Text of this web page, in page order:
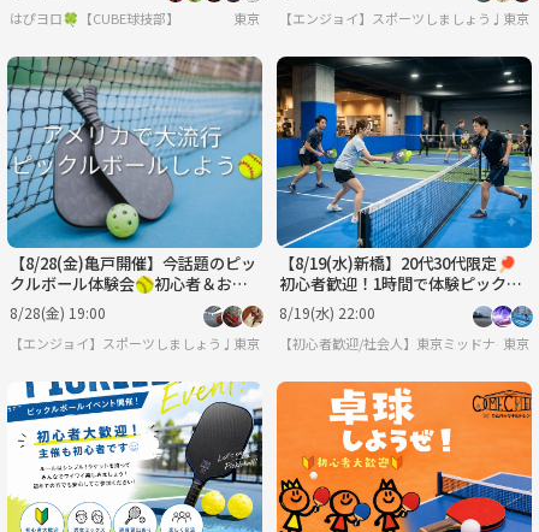
はぴヨロ🍀【CUBE球技部】 東京 【エンジョイ】スポーツしましょう♪ 東京
【8/28(金)亀戸開催】今話題のピッ
クルボール体験会🥎初心者＆おひ
とり歓迎！
8/28(金) 19:00
【エンジョイ】スポーツしましょう♪ 東京
【8/19(水)新橋】20代30代限定🏓
初心者歓迎！1時間で体験ピックル
ボール・仕事帰り貸切イベント
8/19(水) 22:00
【初心者歓迎/社会人】東京ミッドナイト
東京